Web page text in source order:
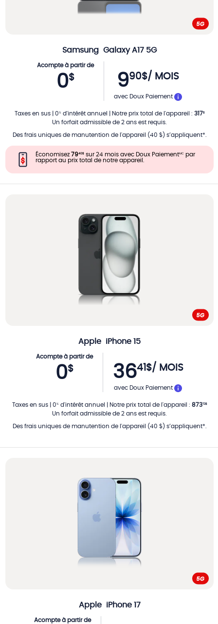
Samsung Galaxy A17 5G
Acompte à partir de
0$ 990$/ MOIS
PAR MOIS
avec Doux Paiement
Taxes en sus| 0% d'intérêt annuel Notre prix total de l'appareil : 317$
Un forfait admissible de 2 ans est requis.
Des frais uniques de manutention de l'appareil (40 $) s’appliquent*.
Économisez 7940$ sur 24 mois avec Doux PaiementMC
par
rapport au prix total de notre appareil.
Apple iPhone 15
Acompte à partir de
0$ 3641 $/ MOIS
PAR MOIS
avec Doux Paiement
Taxes en sus| 0% d'intérêt annuel Notre prix total de l'appareil : 87372$
Un forfait admissible de 2 ans est requis.
Des frais uniques de manutention de l'appareil (40 $) s’appliquent*.
Apple iPhone 17
Acompte à partir de